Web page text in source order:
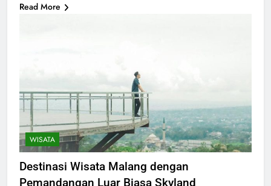
Read More
WISATA
Destinasi Wisata Malang dengan
Pemandangan Luar Biasa Skyland